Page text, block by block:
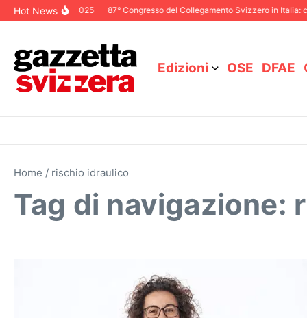
Salta al contenuto
Hot News
Dicembre 2025 87° Congresso del Collegamento Svizzero in Italia:
Edizioni OSE DFAE
Home / rischio idraulico
Tag di navigazione: